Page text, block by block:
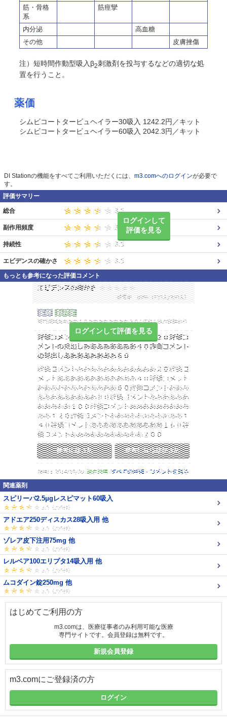
筋・骨格
系
筋痙攣
内分泌
高血糖
その他
皮膚挫傷
注）短時間作動型吸入β2刺激剤を投与するなどの適切な処
置を行うこと。
薬価
シムビコートタービュヘイラー30吸入 1242.2円／キット
シムビコートタービュヘイラー60吸入 2042.3円／キット
DI Stationの機能をすべてご利用いただくには、 m3.comへのログインが必要で
す。
評価サマリー
ログインして
評価を見る
総合
副作用頻度
持続性
エビデンスの確かさ
もっとも参考になった評価コメント
ログインして評価を見る
関連薬剤
スピリーバ2.5μgレスピマット60吸入
アドエア250ディスカス28吸入用 他
ゾレア皮下注用75mg 他
レルベア100エリプタ14吸入用 他
ムコダイン錠250mg 他
はじめてご利用の方
m3.comは、医療従事者のみ利用可能な医療
専門サイトです。会員登録は無料です。
新規会員登録
m3.comにご登録済の方
ログイン